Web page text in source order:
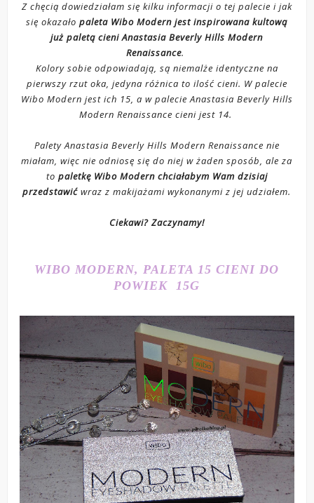
Z chęcią dowiedziałam się kilku informacji o tej palecie i jak
się okazałopaleta Wibo Modern jest inspirowana kultową
już paletą cieni Anastasia Beverly Hills Modern
Renaissance.
Kolory sobie odpowiadają, są niemalże identyczne na
pierwszy rzut oka, jedyna różnica to ilość cieni. W palecie
Wibo Modern jest ich 15, a w palecie Anastasia Beverly Hills
Modern Renaissance cieni jest 14.
Palety Anastasia Beverly Hills Modern Renaissance nie
miałam, więc nie odniosę się do niej w żaden sposób, ale za
to paletkę Wibo Modern chciałabym Wam dzisiaj
przedstawić wraz z makijażami wykonanymi z jej udziałem.
Ciekawi? Zaczynamy!
WIBO MODERN, PALETA 15 CIENI DO
POWIEK 15G